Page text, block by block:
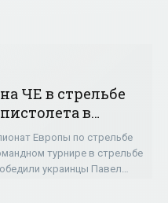
ЧЕ в стрельбе
в
Европы по стрельбе
турнире в стрельбе
украинцы Павел